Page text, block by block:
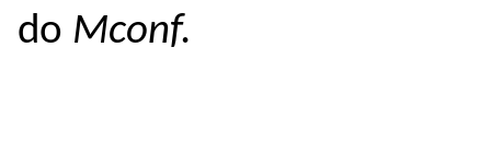
do Mconf.